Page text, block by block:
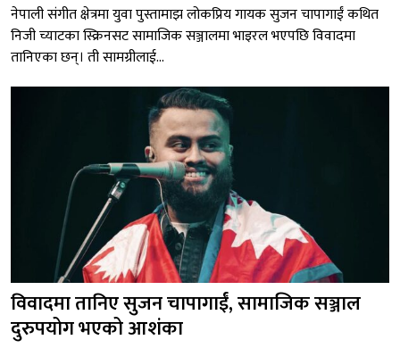
नेपाली संगीत क्षेत्रमा युवा पुस्तामाझ लोकप्रिय गायक सुजन चापागाईं कथित
निजी च्याटका स्क्रिनसट सामाजिक सञ्जालमा भाइरल भएपछि विवादमा
तानिएका छन्। ती सामग्रीलाई...
विवादमा तानिए सुजन चापागाईं, सामाजिक सञ्जाल
दुरुपयोग भएको आशंका